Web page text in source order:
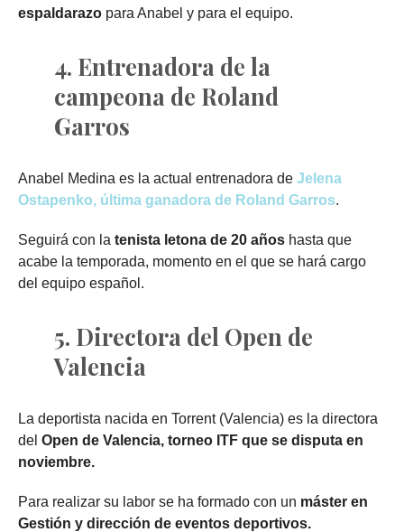
espaldarazopara Anabel y para el equipo.
4. Entrenadora de la
campeona de Roland
Garros
Anabel Medina es la actual entrenadora de Jelena
Ostapenko, última ganadora de Roland Garros.
Seguirá con la tenista letona de 20 añoshasta que
acabe la temporada, momento en el que se hará cargo
del equipo español.
5. Directora del Open de
Valencia
La deportista nacida en Torrent (Valencia) es la directora
del Open de Valencia, torneo ITF que se disputa en
noviembre.
Para realizar su labor se ha formado con un máster en
Gestión y dirección de eventos deportivos.